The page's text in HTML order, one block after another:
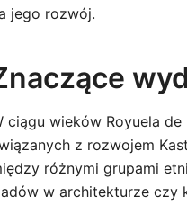
jego rozwój.
ciągu wieków Royuela
z rozwojem
różnymi grupami
w architekturze czy